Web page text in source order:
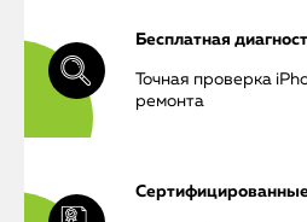
iPhone
MacBook
Watch
Бесплатная
Точная проверка
ремонта